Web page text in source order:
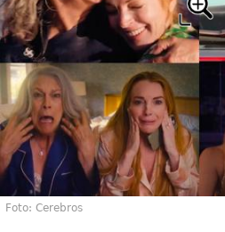
Foto: Cerebros